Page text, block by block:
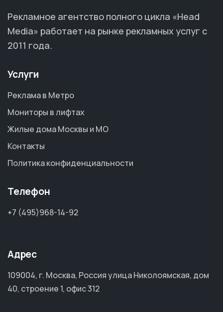
Рекламное агентство полного цикла «Head
Media» работает на рынке рекламных услуг с
2011 года.
Услуги
Реклама в Метро
Мониторы в лифтах
Жилые дома Москвы и МО
Контакты
Политика конфиденциальности
Телефон
+7 (495)968-14-92
Адрес
109004, г. Москва, Россия улица Николоямская, дом
40, строение 1, офис 312